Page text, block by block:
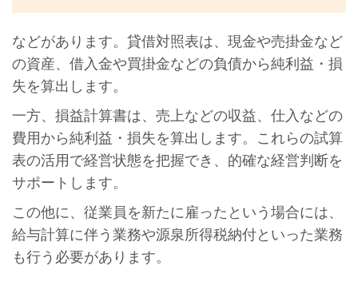
などがあります。貸借対照表は、現金や売掛金など
の資産、借入金や買掛金などの負債から純利益・損
失を算出します。
一方、損益計算書は、売上などの収益、仕入などの
費用から純利益・損失を算出します。これらの試算
表の活用で経営状態を把握でき、的確な経営判断を
サポートします。
この他に、従業員を新たに雇ったという場合には、
給与計算に伴う業務や源泉所得税納付といった業務
も行う必要があります。